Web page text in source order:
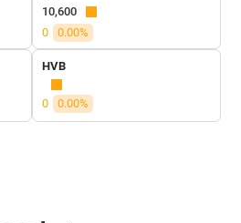
10,600
0
0.00%
HVB
0 0.00%